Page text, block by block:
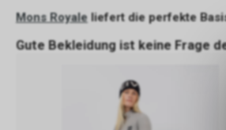
Mons Royale liefert die perfekte
Gute Bekleidung ist keine Frage